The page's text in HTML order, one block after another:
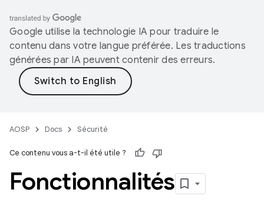
Google utilise la technologie IA pour traduire le
contenu dans votre langue préférée. Les traductions
générées par IA peuvent contenir des erreurs.
AOSP Docs Sécurité
Ce contenu vous a-t-il été utile ?
Fonctionnalités